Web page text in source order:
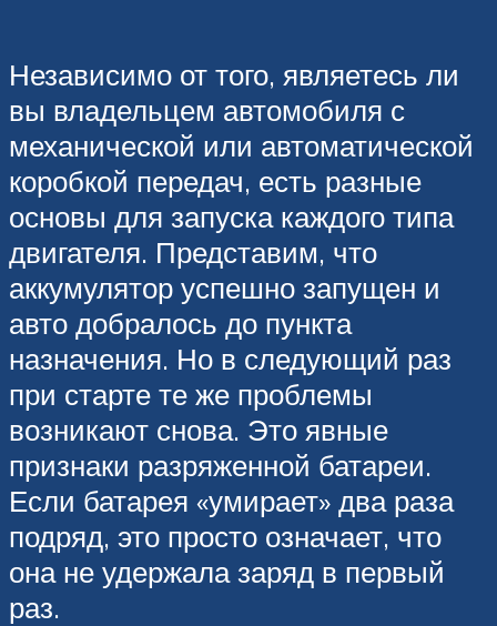
Независимо от того, являетесь ли
вы владельцем автомобиля с
механической или автоматической
коробкой передач, есть разные
основы для запуска каждого типа
двигателя. Представим, что
аккумулятор успешно запущен и
авто добралось до пункта
назначения. Но в следующий раз
при старте те же проблемы
возникают снова. Это явные
признаки разряженной батареи.
Если батарея «умирает» два раза
подряд, это просто означает, что
она не удержала заряд в первый
раз.